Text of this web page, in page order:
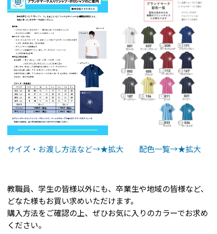
サイズ・お渡し方法など→★拡大 配色一覧→★拡大
教職員、学生の皆様以外にも、卒業生や地域の皆様など、
どなた様もお買い求めいただけます。
購入方法をご確認の上、ぜひお気に入りのカラーでお求め
ください。